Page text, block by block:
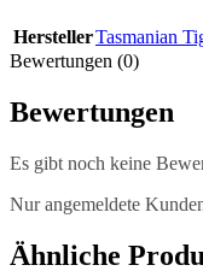
HerstellerTasmanian
Bewertungen (0)
Bewertungen
Es gibt noch keine
Nur angemeldete
Ähnliche